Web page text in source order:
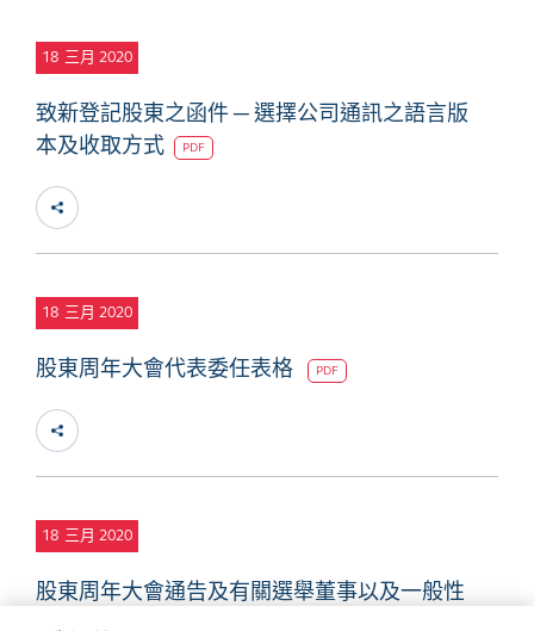
18 三月 2020
致新登記股東之函件 ─ 選擇公司通訊之語言版
本及收取方式
PDF
18 三月 2020
股東周年大會代表委任表格 PDF
18 三月 2020
股東周年大會通告及有關選舉董事以及一般性
授權回購股份及發行股份的建議